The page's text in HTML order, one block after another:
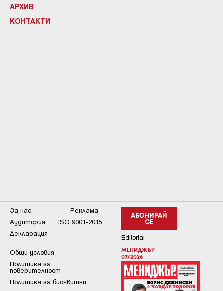
АРХИВ
КОНТАКТИ
АБОНИРАЙ
СЕ
Editorial
МЕНИДЖЪР
07/2026
За нас
Реклама
Аудитория
ISO 9001-2015
Декларация
Общи условия
Пoлитикa зa
пoвepитeлнocт
Политика за бисквитки